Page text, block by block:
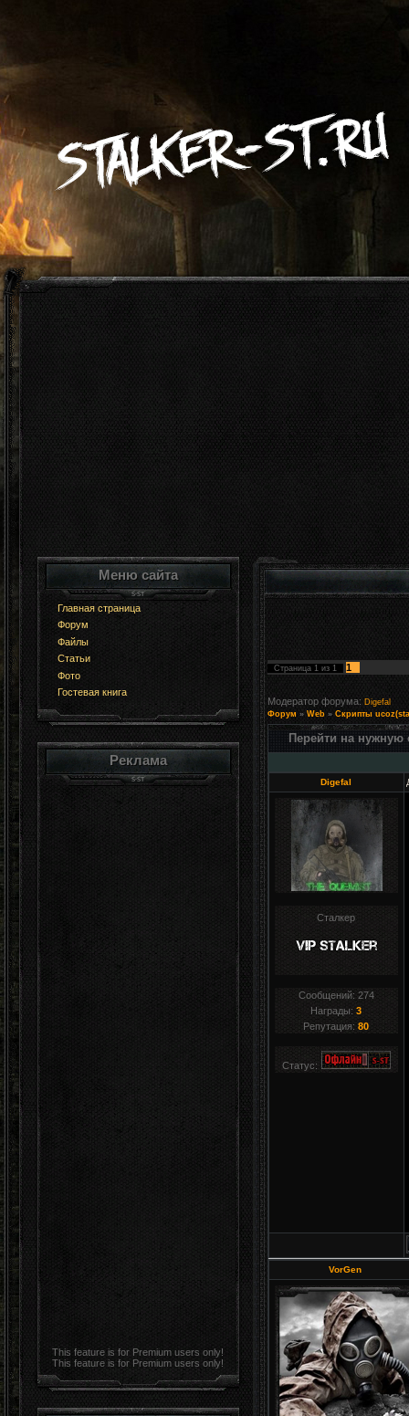
Меню сайта
Главная страница
Форум
Файлы
Статьи
Фото
Гостевая книга
Реклама
This feature is for Premium users only!
This feature is for Premium users only!
Страница 1 из 1 1
Модератор форума: Digefal
Форум » Web » Скрипты
Перейти на нужную
Digefal
Сталкер
Сообщений: 274
Награды:3
Репутация:80
Статус:
VorGen